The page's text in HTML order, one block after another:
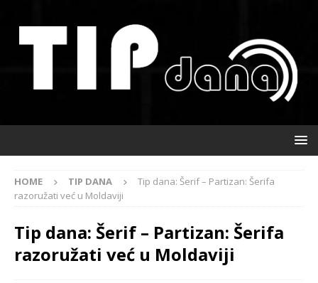
HOME TIP DANA
Tip dana: Šerif – Partizan: Šerifa
razoružati već u Moldaviji
Tip dana: Šerif – Partizan: Šerifa
razoružati već u Moldaviji